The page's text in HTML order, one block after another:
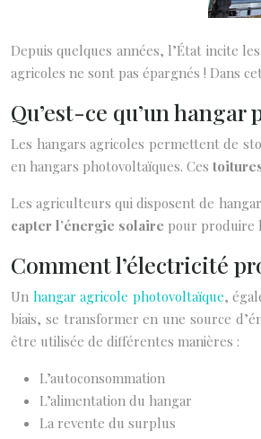
Depuis quelques années, l’État incite
agricoles ne sont pas épargnés ! Dans
Qu’est-ce qu’un
Les hangars agricoles permettent de
en hangars photovoltaïques. Ces
Les agriculteurs qui disposent de
capter l’énergie solaire pour produire
Comment l’électricité
Un hangar agricole photovoltaïque,
biais, se transformer en une source
être utilisée de différentes manières :
L’autoconsommation
L’alimentation du hangar
La revente du surplus